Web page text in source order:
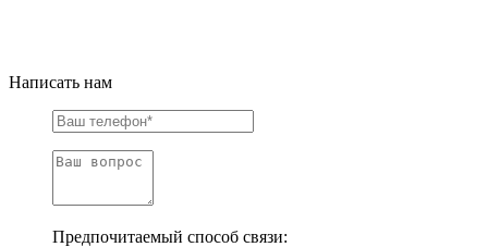
Написать нам
Предпочитаемый способ связи: